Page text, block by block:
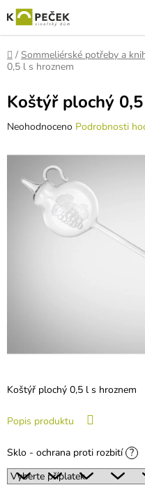
na
obsah
Domů
/ Sommeliérské potřeby a
0,5 l s hroznem
Koštýř plochý 0,5 l s hroznem
Popis produktu
Sklo - ochrana proti rozbití ?
Koštýř plochý
Průměrné
produktu
Neohodnoceno Podrobnosti